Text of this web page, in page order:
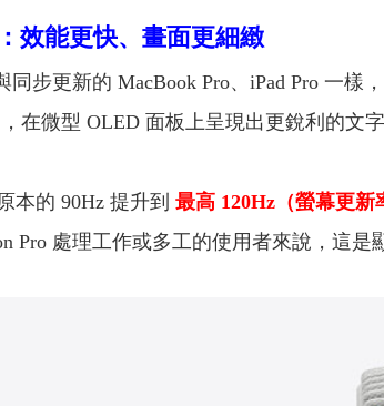
效能更快、畫面更細緻
同步更新的 MacBook Pro、iPad Pro 一樣
，在微型 OLED 面板上呈現出更銳利的文
本的 90Hz 提升到 最高 120Hz（螢幕更新
Pro 處理工作或多工的使用者來說，這是